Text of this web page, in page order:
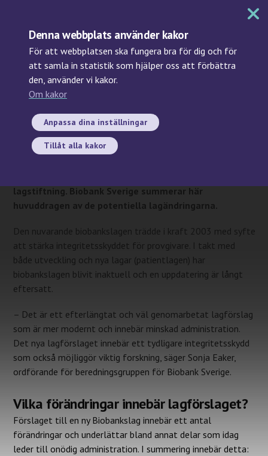
Denna webbplats använder kakor
För att webbplatsen ska fungera bra för dig och för
att samla in statistik som hjälper oss att förbättra
den, använder vi kakor.
Om kakor
Anpassa dina inställningar
Tillåt alla kakor
2022-06-10
Förslag till ny biobankslag
har presenterats
lagstiftning. Biobank Sverige summerar här
huvuddragen av de potentiella lagändringarna.
Den nuvarande biobankslagen trädde i kraft 2003 med syfte
att stärka integritetsskyddet för provgivare. I takt med
både utveckling och nya lagar (patientlagen) har
biobankslagen blivit inaktuell och en uppdatering är långt
eftersatt.
– Det är ett efterlängtat och väl genomarbetat lagförslag
som är mer modernt och innebär minskad administration.
Det nya lagförslaget innebär ett tydligare integritetsskydd
som också möjliggör viktig forskning, säger Sonja Eaker,
ordförande för beredningsgruppen för Biobank Sverige.
Vilka förändringar innebär lagförslaget?
Förslaget till en ny Biobankslag innebär ett antal
förändringar och underlättar bland annat delar som idag
leder till onödig administration. I summering innebär detta: